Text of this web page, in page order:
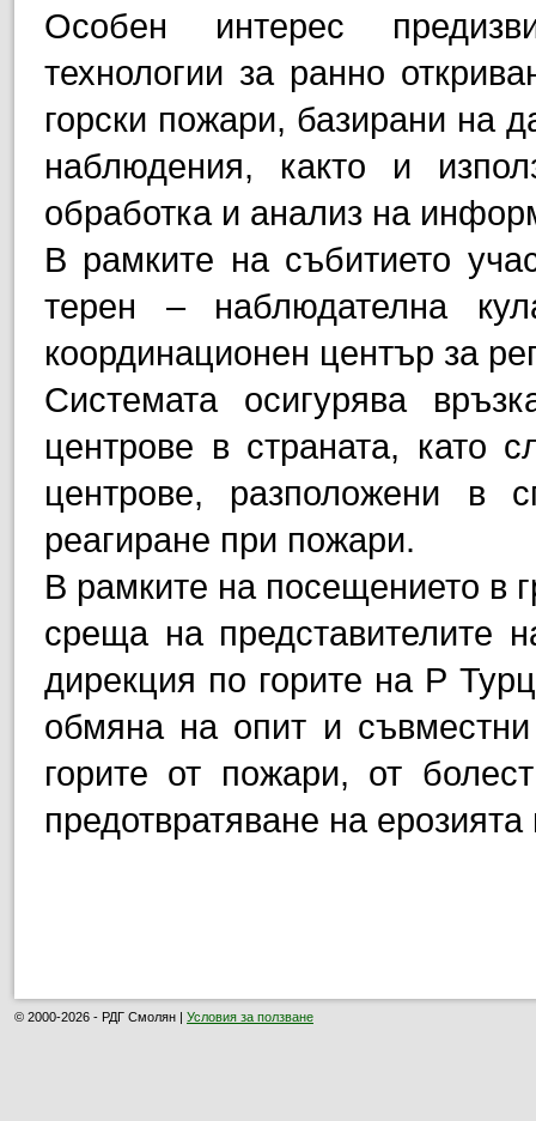
Особен интерес
технологии за ранно
горски пожари, базирани на
наблюдения, както и
обработка и анализ на
В рамките на събитието
терен – наблюдателна
координационен център за
Системата осигурява
центрове в страната, като
центрове, разположени в
реагиране при пожари.
В рамките на посещението в
среща на представителите
дирекция по горите на Р
обмяна на опит и
горите от пожари, от
предотвратяване на ерозията
© 2000-2026 - РДГ Смолян | Условия за ползване